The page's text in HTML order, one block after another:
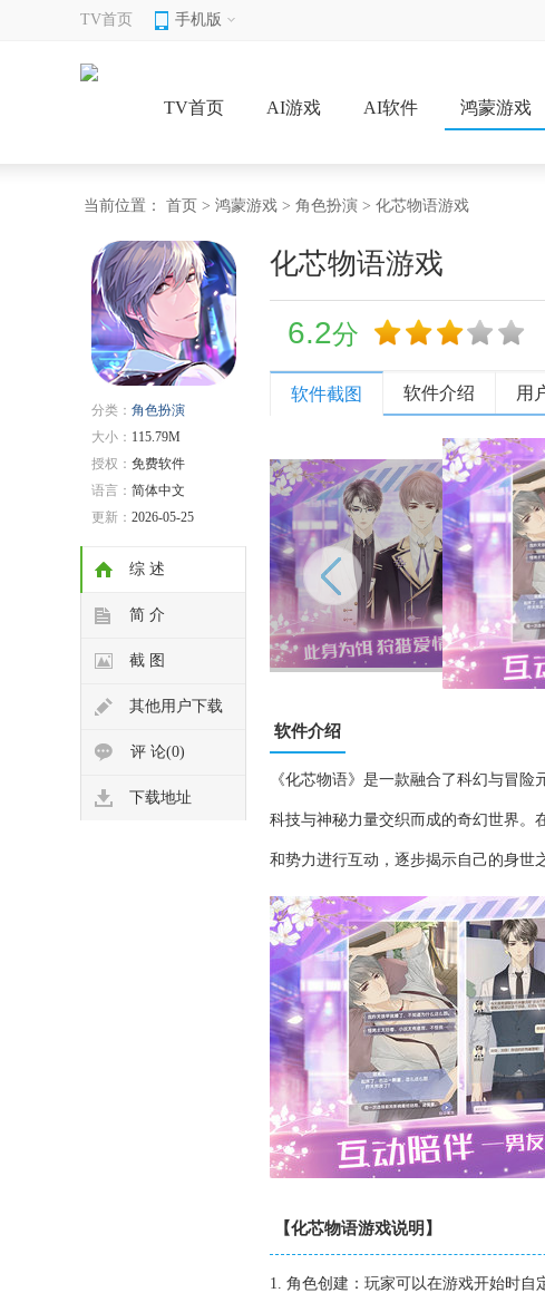
TV首页 手机版
TV首页 AI游戏 AI软件 鸿蒙游戏
当前位置： 首页 > 鸿蒙游戏 > 角色扮演 > 化芯物语游戏
分类： 角色扮演
大小： 115.79M
授权： 免费软件
语言： 简体中文
更新： 2026-05-25
综 述
简 介
截 图
其他用户下载
评 论(0)
下载地址
化芯物语游戏
6.2分
软件截图 软件介绍 用
软件介绍
《化芯物语》是一款融合了科幻与冒
科技与神秘力量交织而成的奇幻世界。
和势力进行互动，逐步揭示自己的身世
【化芯物语游戏说明】
1. 角色创建：玩家可以在游戏开始时自